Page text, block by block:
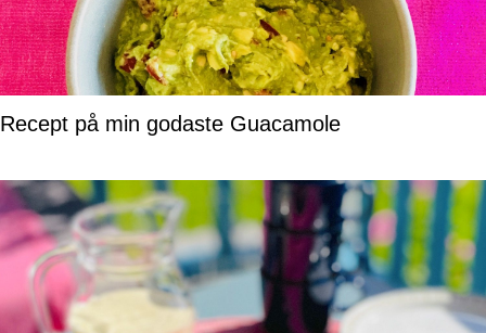
Recept på min godaste Guacamole